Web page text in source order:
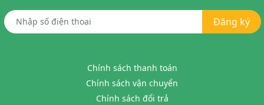
Đăng ký
Chính sách thanh toán
Chính sách vận chuyển
Chính sách đổi trả